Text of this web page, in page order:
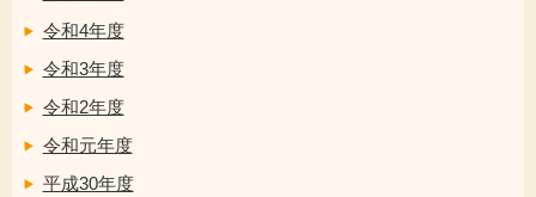
令和4年度
令和3年度
令和2年度
令和元年度
平成30年度